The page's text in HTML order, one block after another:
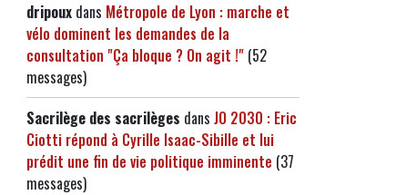
dripoux dans Métropole de Lyon : marche et
vélo dominent les demandes de la
consultation "Ça bloque ? On agit !" (52
messages)
Sacrilège des sacrilèges dans JO 2030 : Eric
Ciotti répond à Cyrille Isaac-Sibille et lui
prédit une fin de vie politique imminente (37
messages)